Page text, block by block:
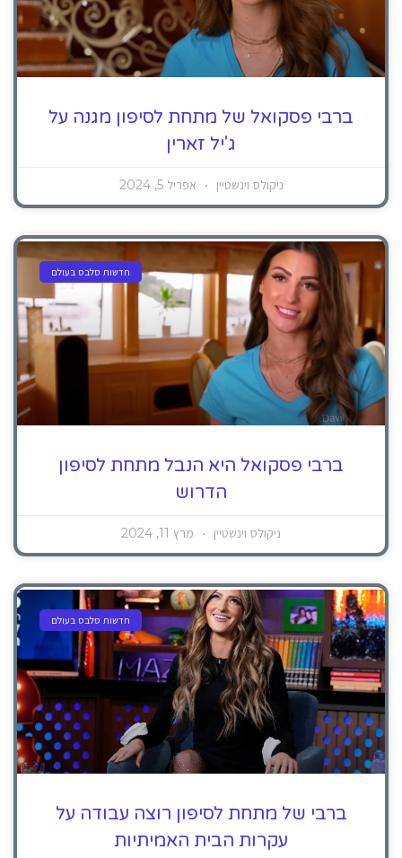
ברבי פסקואל של מתחת לסיפון מגנה על
ג'יל זארין
ניקולס וינשטיין אפריל 5, 2024
חדשות סלבס בעולם
ברבי פסקואל היא הנבל מתחת לסיפון
הדרוש
ניקולס וינשטיין מרץ 11, 2024
חדשות סלבס בעולם
ברבי של מתחת לסיפון רוצה עבודה על
עקרות הבית האמיתיות